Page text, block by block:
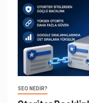
SEO NEDIR?